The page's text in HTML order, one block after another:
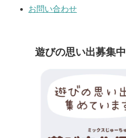
お問い合わせ
遊びの思い出募集中